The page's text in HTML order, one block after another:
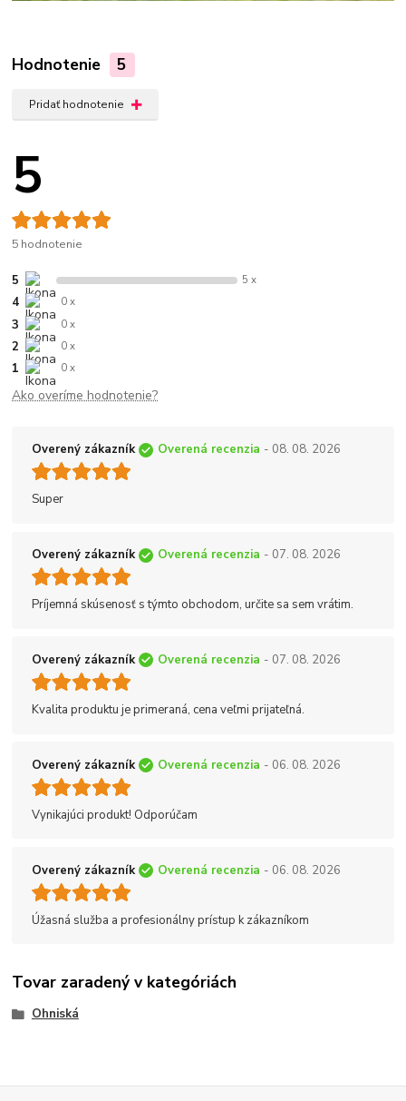
Hodnotenie 5
Pridať hodnotenie
5
5 hodnotenie
5 5 x
4 0 x
3 0 x
2 0 x
1 0 x
Ako overíme hodnotenie?
Overený zákazník Overená recenzia - 08. 08. 2026
Super
Overený zákazník Overená recenzia - 07. 08. 2026
Príjemná skúsenosť s týmto obchodom, určite sa sem vrátim.
Overený zákazník Overená recenzia - 07. 08. 2026
Kvalita produktu je primeraná, cena veľmi prijateľná.
Overený zákazník Overená recenzia - 06. 08. 2026
Vynikajúci produkt! Odporúčam
Overený zákazník Overená recenzia - 06. 08. 2026
Úžasná služba a profesionálny prístup k zákazníkom
Tovar zaradený v kategóriách
Ohniská